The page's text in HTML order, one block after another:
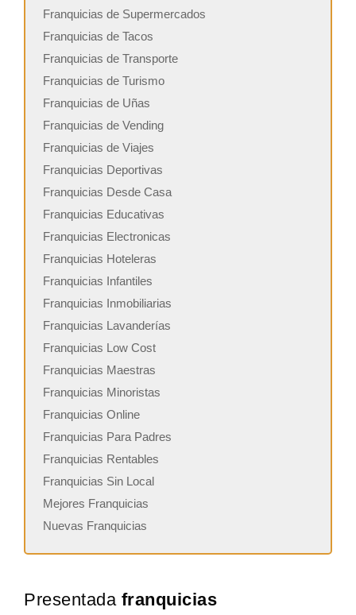
Franquicias de Supermercados
Franquicias de Tacos
Franquicias de Transporte
Franquicias de Turismo
Franquicias de Uñas
Franquicias de Vending
Franquicias de Viajes
Franquicias Deportivas
Franquicias Desde Casa
Franquicias Educativas
Franquicias Electronicas
Franquicias Hoteleras
Franquicias Infantiles
Franquicias Inmobiliarias
Franquicias Lavanderías
Franquicias Low Cost
Franquicias Maestras
Franquicias Minoristas
Franquicias Online
Franquicias Para Padres
Franquicias Rentables
Franquicias Sin Local
Mejores Franquicias
Nuevas Franquicias
Presentada franquicias